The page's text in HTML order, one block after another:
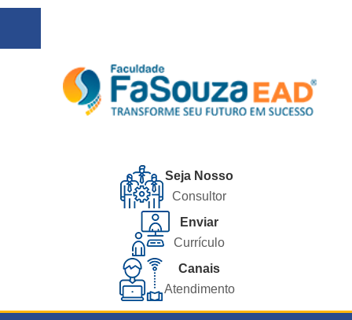
Seja Nosso
Consultor
Enviar
Currículo
Canais
Atendimento